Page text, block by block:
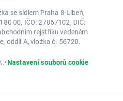
se sídlem Praha 8-Libeň,
00, IČO: 27867102, DIČ:
rejstříku vedeném
oddíl A, vložka č. 56720.
•Nastavení souborů cookie